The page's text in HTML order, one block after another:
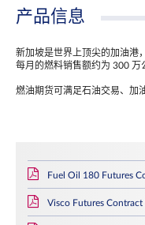
产品信息
新加坡是世界上顶尖的加油港
每月的燃料销售额约为 300 万
燃油期货可满足石油交易、加
Fuel Oil 180 Futures
Visco Futures